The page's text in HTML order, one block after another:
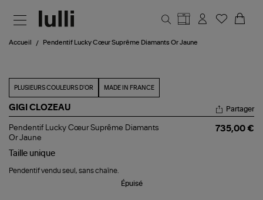
Accueil Pendentif Lucky Cœur Suprême Diamants Or Jaune
PLUSIEURS COULEURS D'OR MADE IN FRANCE
GIGI CLOZEAU
Pendentif
Lucky
Suprême
Or
Partager
Pendentif Lucky Cœur Suprême Diamants
Or Jaune
735,00 €
Taille unique
Pendentif vendu seul, sans chaîne.
Épuisé